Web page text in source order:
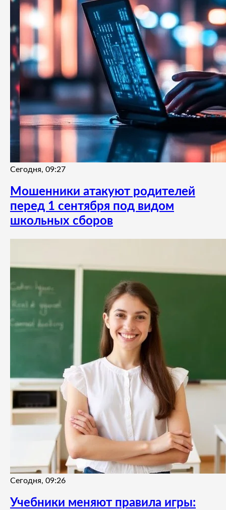
Сегодня, 09:27
Мошенники атакуют родителей
перед 1 сентября под видом
школьных сборов
Сегодня, 09:26
Учебники меняют правила игры: